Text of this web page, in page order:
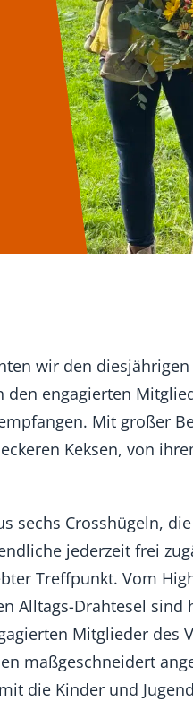
wir den diesjährigen
den engagierten
Mit großer
Keksen, von
sechs Crosshügeln,
jederzeit frei
Treffpunkt. Vom
Alltags-Drahtesel sind
Mitglieder des
maßgeschneidert
die Kinder und